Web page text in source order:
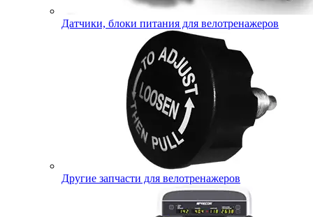
Датчики, блоки питания для велотренажеров
Другие запчасти для велотренажеров